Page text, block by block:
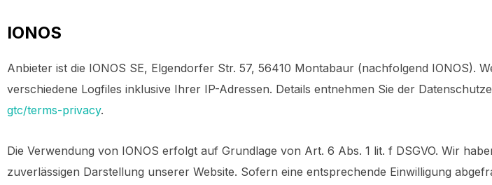
IONOS
Anbieter ist die IONOS SE, Elgendorfer Str. 57, 56410 Montabaur (nachfolgend IONOS).
verschiedene Logfiles inklusive Ihrer IP-Adressen. Details entnehmen Sie der
gtc/terms-privacy.
Die Verwendung von IONOS erfolgt auf Grundlage von Art. 6 Abs. 1 lit. f DSGVO. Wir
zuverlässigen Darstellung unserer Website. Sofern eine entsprechende Einwilligung